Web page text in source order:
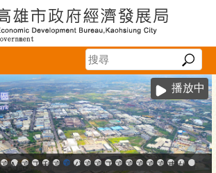
播放中
高雄市政府中小企業升級輔導網站
MEGABAY大港創艦
高雄金融科技創新園區
工廠登記線上申辦系統
和發產業園區
高雄工業資訊平台
高雄本洲產業園區服務中心
公司、商業登記主題網
高雄市友善商家
高雄市政府經濟發展局-
工業管線防災教育資
高雄市綠能管理資
高雄市綠能管理
高雄淨零商轉
高雄招商網
高雄會展網
專刊『雄
雄心高
「我